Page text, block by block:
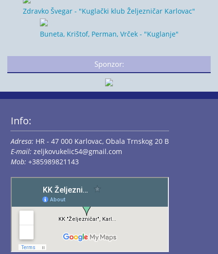
Zdravko Švegar - "Kuglački klub Željezničar Karlovac"
Buneta, Krištof, Perman, Vrček - "Kuglanje"
Sponzor:
Info:
Adresa: HR - 47 000 Karlovac, Obala Trnskog 20 B
E-mail: zeljkovukelic54@gmail.com
Mob: +385989821143